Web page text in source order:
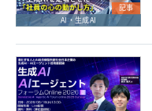
記事
AI・生成AI